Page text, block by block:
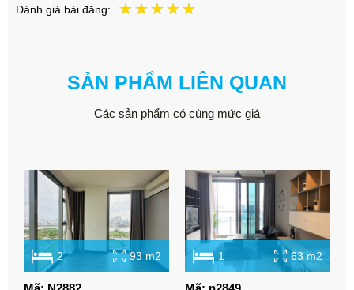
Đánh giá bài đăng:
SẢN PHẨM LIÊN QUAN
Các sản phẩm có cùng mức giá
2 93 m2 1 63 m2